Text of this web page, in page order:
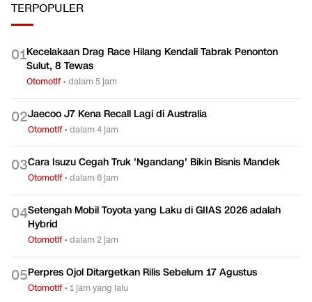
TERPOPULER
01Kecelakaan Drag Race Hilang Kendali Tabrak Penonton
Sulut, 8 Tewas
Otomotif•dalam 5 jam
02Jaecoo J7 Kena Recall Lagi di Australia
Otomotif•dalam 4 jam
03Cara Isuzu Cegah Truk 'Ngandang' Bikin Bisnis Mandek
Otomotif•dalam 6 jam
04Setengah Mobil Toyota yang Laku di GIIAS 2026 adalah
Hybrid
Otomotif•dalam 2 jam
05Perpres Ojol Ditargetkan Rilis Sebelum 17 Agustus
Otomotif•1 jam yang lalu